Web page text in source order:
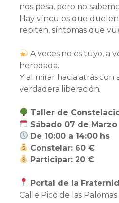
nos pesa, pero no
Hay vínculos que
repiten, síntomas que
A veces no es tuyo, a
heredada.
Y al mirar hacia atrás con
verdadera liberación.
Taller de
Sábado 07 de Marzo
De 10:00 a 14:00 hs
Constelar: 60 €
Participar: 20 €
Portal de la
Calle Pico de las Palomas